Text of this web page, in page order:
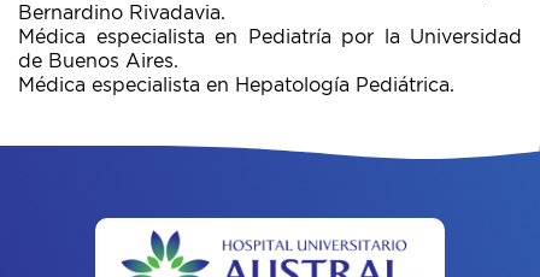
Bernardino Rivadavia.
Médica especialista en Pediatría por la Universidad
de Buenos Aires.
Médica especialista en Hepatología Pediátrica.